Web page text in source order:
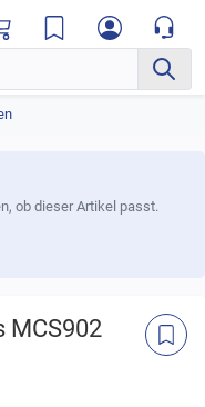
ob dieser Artikel passt.
MCS902